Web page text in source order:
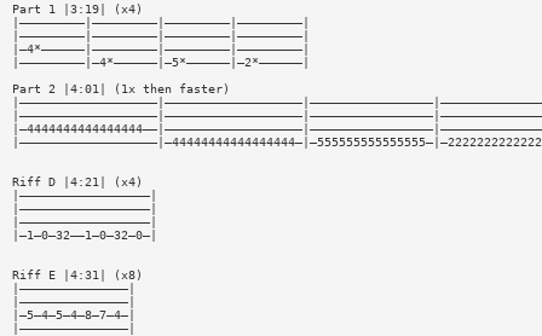
Part 1 |3:19| (x4)
|—————————|—————————|—————————|—————————|
|—————————|—————————|—————————|—————————|
|—4*——————|—————————|—————————|—————————|
|—————————|—4*——————|—5*——————|—2*——————|
Part 2 |4:01| (1x then faster)
Riff D |4:21| (x4)
|——————————————————|
|——————————————————|
|——————————————————|
|—1—0—32——1—0—32—0—|
Riff E |4:31| (x8)
|———————————————|
|———————————————|
|—5—4—5—4—8—7—4—|
|———————————————|